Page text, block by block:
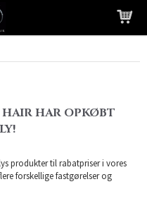
til din indkøbskurv
HAR OPKØBT
produkter til rabatpriser i vores
forskellige fastgørelser og